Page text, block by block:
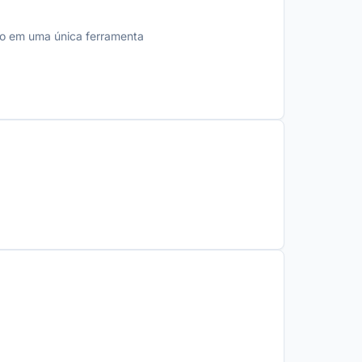
em uma única ferramenta